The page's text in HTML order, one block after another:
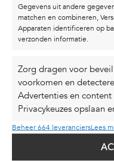
Gegevens uit andere
matchen en combineren,
Apparaten identificeren op
verzonden informatie.
Zorg dragen voor
voorkomen en
Advertenties en
Privacykeuzes opslaan
Beheer 664 leveranciersLees
Meer informatie